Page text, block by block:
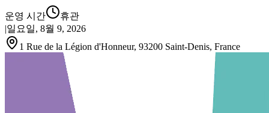
운영 시간
휴관
|일요일, 8월 9, 2026
1 Rue de la Légion d'Honneur, 93200 Saint-Denis, France